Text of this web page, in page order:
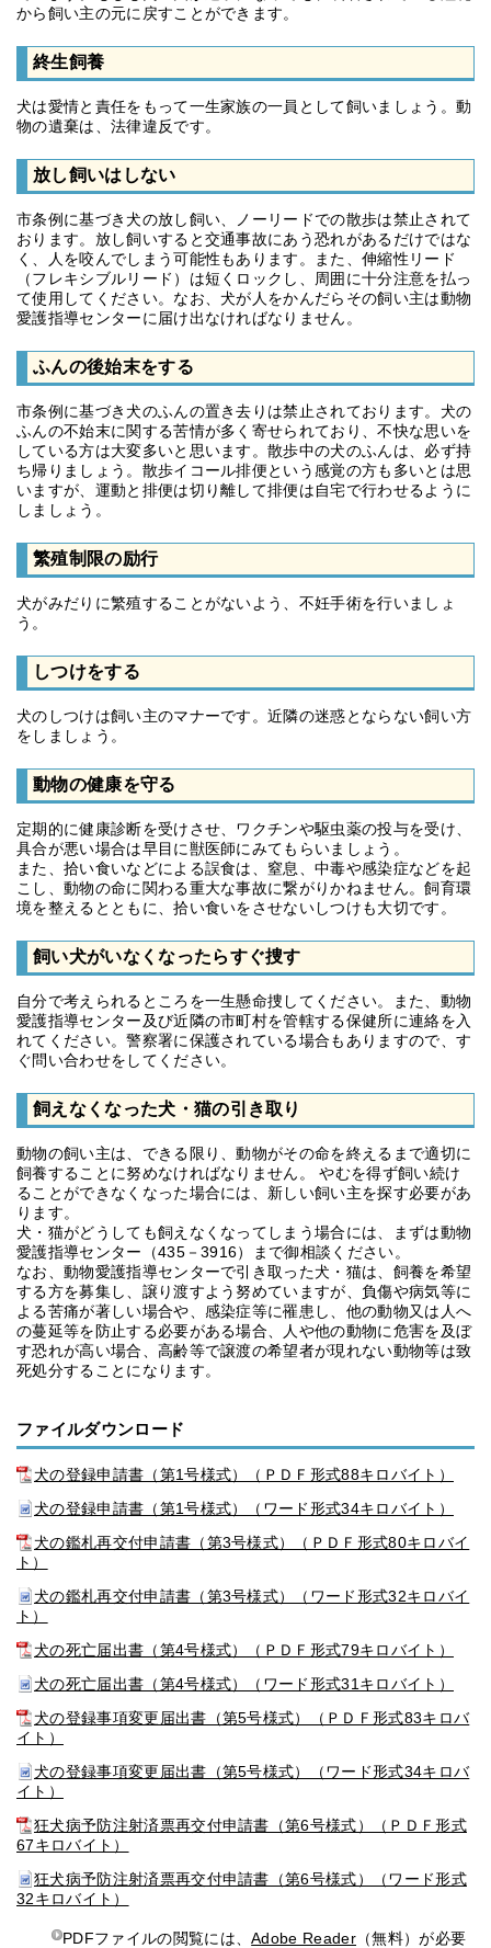
から飼い主の元に戻すことができます。
終生飼養
犬は愛情と責任をもって一生家族の一員として飼いましょう。動
物の遺棄は、法律違反です。
放し飼いはしない
市条例に基づき犬の放し飼い、ノーリードでの散歩は禁止されて
おります。放し飼いすると交通事故にあう恐れがあるだけではな
く、人を咬んでしまう可能性もあります。また、伸縮性リード
（フレキシブルリード）は短くロックし、周囲に十分注意を払っ
て使用してください。なお、犬が人をかんだらその飼い主は動物
愛護指導センターに届け出なければなりません。
ふんの後始末をする
市条例に基づき犬のふんの置き去りは禁止されております。犬の
ふんの不始末に関する苦情が多く寄せられており、不快な思いを
している方は大変多いと思います。散歩中の犬のふんは、必ず持
ち帰りましょう。散歩イコール排便という感覚の方も多いとは思
いますが、運動と排便は切り離して排便は自宅で行わせるように
しましょう。
繁殖制限の励行
犬がみだりに繁殖することがないよう、不妊手術を行いましょ
う。
しつけをする
犬のしつけは飼い主のマナーです。近隣の迷惑とならない飼い方
をしましょう。
動物の健康を守る
定期的に健康診断を受けさせ、ワクチンや駆虫薬の投与を受け、
具合が悪い場合は早目に獣医師にみてもらいましょう。
また、拾い食いなどによる誤食は、窒息、中毒や感染症などを起
こし、動物の命に関わる重大な事故に繋がりかねません。飼育環
境を整えるとともに、拾い食いをさせないしつけも大切です。
飼い犬がいなくなったらすぐ捜す
自分で考えられるところを一生懸命捜してください。また、動物
愛護指導センター及び近隣の市町村を管轄する保健所に連絡を入
れてください。警察署に保護されている場合もありますので、す
ぐ問い合わせをしてください。
飼えなくなった犬・猫の引き取り
動物の飼い主は、できる限り、動物がその命を終えるまで適切に
飼養することに努めなければなりません。 やむを得ず飼い続け
ることができなくなった場合には、新しい飼い主を探す必要があ
ります。
犬・猫がどうしても飼えなくなってしまう場合には、まずは動物
愛護指導センター（435－3916）まで御相談ください。
なお、動物愛護指導センターで引き取った犬・猫は、飼養を希望
する方を募集し、譲り渡すよう努めていますが、負傷や病気等に
よる苦痛が著しい場合や、感染症等に罹患し、他の動物又は人へ
の蔓延等を防止する必要がある場合、人や他の動物に危害を及ぼ
す恐れが高い場合、高齢等で譲渡の希望者が現れない動物等は致
死処分することになります。
ファイルダウンロード
犬の登録申請書（第1号様式）（ＰＤＦ形式88キロバイト）
犬の登録申請書（第1号様式）（ワード形式34キロバイト）
犬の鑑札再交付申請書（第3号様式）（ＰＤＦ形式80キロバイ
ト）
犬の鑑札再交付申請書（第3号様式）（ワード形式32キロバイ
ト）
犬の死亡届出書（第4号様式）（ＰＤＦ形式79キロバイト）
犬の死亡届出書（第4号様式）（ワード形式31キロバイト）
犬の登録事項変更届出書（第5号様式）（ＰＤＦ形式83キロバ
イト）
犬の登録事項変更届出書（第5号様式）（ワード形式34キロバ
イト）
狂犬病予防注射済票再交付申請書（第6号様式）（ＰＤＦ形式
67キロバイト）
狂犬病予防注射済票再交付申請書（第6号様式）（ワード形式
32キロバイト）
PDFファイルの閲覧には、Adobe Reader （無料）が必要